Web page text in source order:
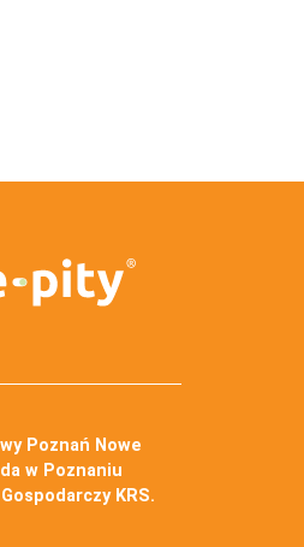
Poznań Nowe
w Poznaniu
KRS.